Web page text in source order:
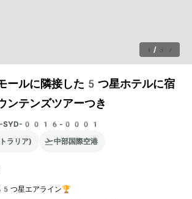
1 / 37
ールに隣接した5つ星ホテルに宿
ンテンズツアーつき
SYD-0016-0001
ラリア)
中部国際空港
5つ星エアライン🏆